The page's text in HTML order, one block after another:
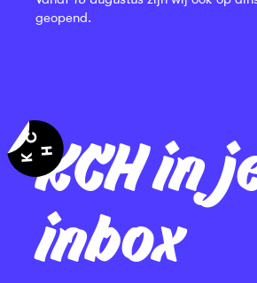
KCH in
inbox
geopend.